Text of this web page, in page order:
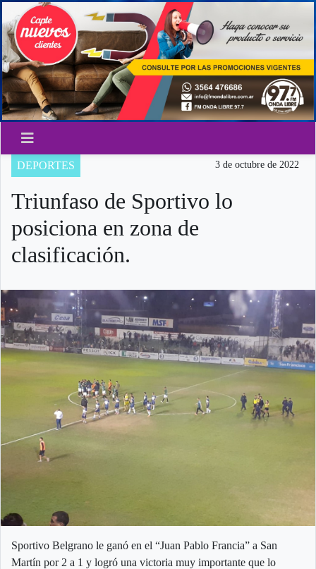
DEPORTES 3 de octubre de 2022
Triunfaso de Sportivo lo
posiciona en zona de
clasificación.
Sportivo Belgrano le ganó en el “Juan Pablo Francia” a San
Martín por 2 a 1 y logró una victoria muy importante que lo